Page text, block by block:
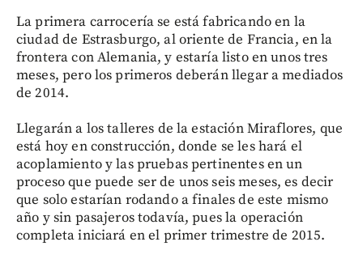
La primera carrocería se está fabricando en la
ciudad de Estrasburgo, al oriente de Francia, en la
frontera con Alemania, y estaría listo en unos tres
meses, pero los primeros deberán llegar a mediados
de 2014.
Llegarán a los talleres de la estación Miraflores, que
está hoy en construcción, donde se les hará el
acoplamiento y las pruebas pertinentes en un
proceso que puede ser de unos seis meses, es decir
que solo estarían rodando a finales de este mismo
año y sin pasajeros todavía, pues la operación
completa iniciará en el primer trimestre de 2015.